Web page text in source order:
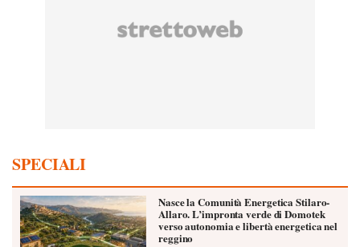
SPECIALI
Nasce la Comunità Energetica Stilaro-
Allaro. L’impronta verde di Domotek
verso autonomia e libertà energetica nel
reggino